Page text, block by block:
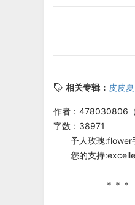
相关专辑： 皮皮夏
作者：478030806（
字数：38971
予人玫瑰:flower手
您的支持
＊＊＊